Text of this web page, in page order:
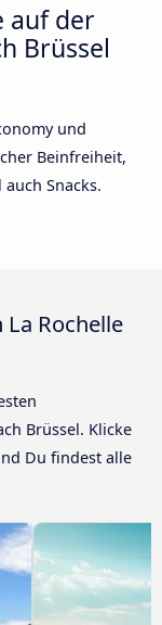
auf der
Brüssel
und
Beinfreiheit,
Snacks.
Rochelle
Brüssel. Klicke
Du findest alle